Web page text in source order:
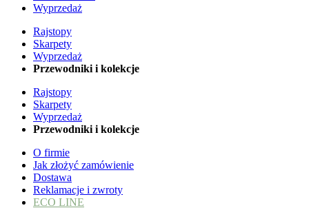
Wyprzedaż
Rajstopy
Skarpety
Wyprzedaż
Przewodniki i kolekcje
Rajstopy
Skarpety
Wyprzedaż
Przewodniki i kolekcje
O firmie
Jak złożyć zamówienie
Dostawa
Reklamacje i zwroty
ECO LINE